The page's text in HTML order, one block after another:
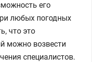
его
любых погодных
что это
можно возвести
специалистов.